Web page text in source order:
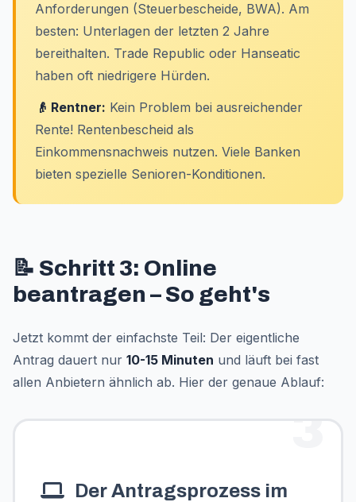
Anforderungen (Steuerbescheide, BWA). Am
besten: Unterlagen der letzten 2 Jahre
bereithalten. Trade Republic oder Hanseatic
haben oft niedrigere Hürden.
👴 Rentner: Kein Problem bei ausreichender
Rente! Rentenbescheid als
Einkommensnachweis nutzen. Viele Banken
bieten spezielle Senioren-Konditionen.
📝 Schritt 3: Online
beantragen – So geht's
Jetzt kommt der einfachste Teil: Der eigentliche
Antrag dauert nur 10-15 Minuten und läuft bei fast
allen Anbietern ähnlich ab. Hier der genaue Ablauf:
3
Der Antragsprozess im